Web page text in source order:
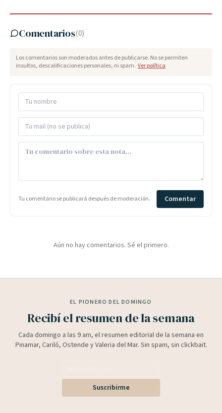
Comentarios(0)
Los comentarios son moderados antes de publicarse. No se permiten
insultos, descalificaciones personales, ni spam. Ver política
Tu comentario se publicará después de moderación. Comentar
Aún no hay comentarios. Sé el primero.
EL PIONERO DEL DOMINGO
Recibí el resumen de la semana
Cada domingo a las 9 am, el resumen editorial de la semana en
Pinamar, Cariló, Ostende y Valeria del Mar. Sin spam, sin clickbait.
Suscribirme